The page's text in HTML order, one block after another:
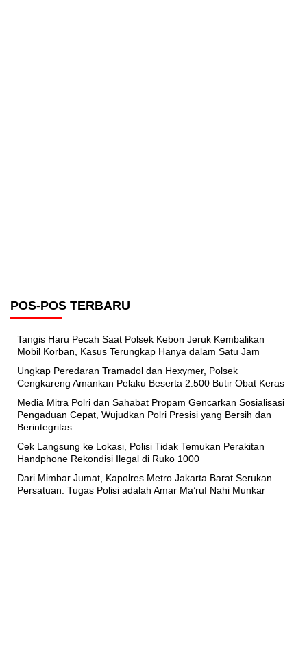
POS-POS TERBARU
Tangis Haru Pecah Saat Polsek Kebon Jeruk Kembalikan
Mobil Korban, Kasus Terungkap Hanya dalam Satu Jam
Ungkap Peredaran Tramadol dan Hexymer, Polsek
Cengkareng Amankan Pelaku Beserta 2.500 Butir Obat Keras
Media Mitra Polri dan Sahabat Propam Gencarkan Sosialisasi
Pengaduan Cepat, Wujudkan Polri Presisi yang Bersih dan
Berintegritas
Cek Langsung ke Lokasi, Polisi Tidak Temukan Perakitan
Handphone Rekondisi Ilegal di Ruko 1000
Dari Mimbar Jumat, Kapolres Metro Jakarta Barat Serukan
Persatuan: Tugas Polisi adalah Amar Ma’ruf Nahi Munkar